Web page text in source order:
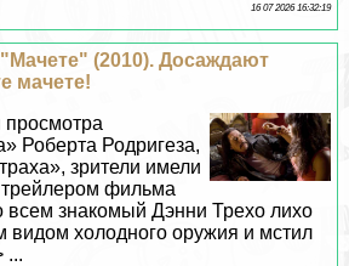
16 07 2026 16:32:19
(2010). Досаждают
мачете!
просмотра
Роберта Родригеза,
зрители имели
трейлером фильма
всем знакомый Дэнни Трехо лихо
видом холодного оружия и мстил
...